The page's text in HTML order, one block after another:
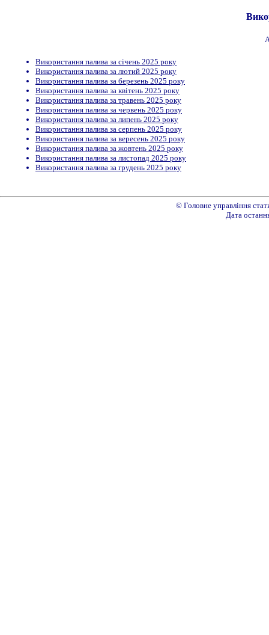
Використання палива за січень 2025 року
Використання палива за лютий 2025 року
Використання палива за березень 2025 року
Використання палива за квітень 2025 року
Використання палива за травень 2025 року
Використання палива за червень 2025 року
Використання палива за липень 2025 року
Використання палива за серпень 2025 року
Використання палива за вересень 2025 року
Використання палива за жовтень 2025 року
Використання палива за листопад 2025 року
Використання палива за грудень 2025 року
© Головне управління
Дата